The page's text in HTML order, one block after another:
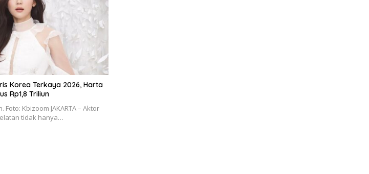
Korea Terkaya 2026, Harta
Rp1,8 Triliun
Foto: Kbizoom JAKARTA – Aktor
tidak hanya…